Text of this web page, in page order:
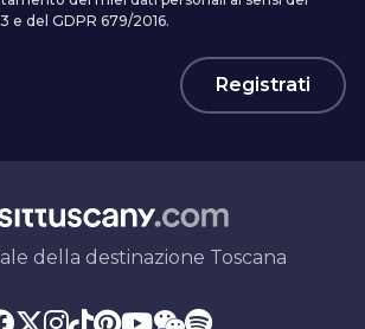
e del GDPR 679/2016.
Registrati
della destinazione Toscana